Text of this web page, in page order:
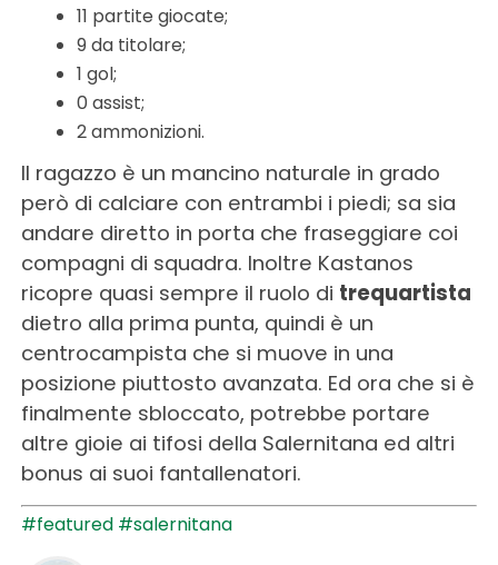
11 partite giocate;
9 da titolare;
1 gol;
0 assist;
2 ammonizioni.
Il ragazzo è un mancino naturale in grado
però di calciare con entrambi i piedi; sa sia
andare diretto in porta che fraseggiare coi
compagni di squadra. Inoltre Kastanos
ricopre quasi sempre il ruolo di trequartista
dietro alla prima punta, quindi è un
centrocampista che si muove in una
posizione piuttosto avanzata. Ed ora che si è
finalmente sbloccato, potrebbe portare
altre gioie ai tifosi della Salernitana ed altri
bonus ai suoi fantallenatori.
#featured #salernitana